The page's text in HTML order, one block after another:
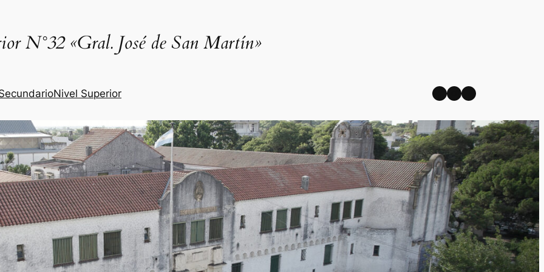
N°32 «Gral. José de San Martín»
Nivel Superior Facebook
Instagram
YouTube